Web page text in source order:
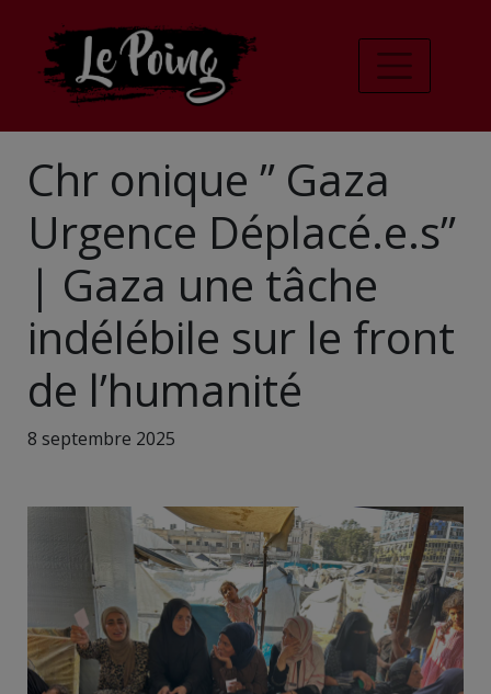
Chr onique ” Gaza
Urgence Déplacé.e.s”
| Gaza une tâche
indélébile sur le front
de l’humanité
8 septembre 2025